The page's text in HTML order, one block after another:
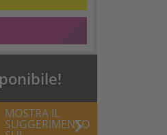
MOSTRA IL
SUGGERIMENTO
keyboard_arrow_right